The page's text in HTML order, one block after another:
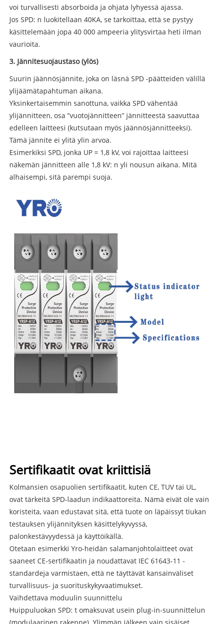
voi turvallisesti absorboida ja ohjata lyhyessä ajassa.
Jos SPD: n luokitellaan 40KA, se tarkoittaa, että se pystyy
käsittelemään jopa 40 000 ampeeria ylitysvirtaa heti ilman
vaurioita.
3. Jännitesuojaustaso (ylös)
Suurin jäännösjännite, joka on läsnä SPD -päätteiden välillä
ylijäämätapahtuman aikana.
Yksinkertaisemmin sanottuna, vaikka SPD vähentää
ylijännitteen, osa ”vuotojännitteen” jännitteestä saavuttaa
edelleen laitteesi (kutsutaan myös jäännösjännitteeksi).
Tämä jännite ei ylitä ylin arvoa.
Esimerkiksi SPD, jonka UP = 1,8 kV, voi rajoittaa laitteesi
näkemän jännitteen alle 1,8 kV: n yli nousun aikana. Mitä
alhaisempi, sitä parempi suoja.
Sertifikaatit ovat kriittisiä
Kolmansien osapuolien sertifikaatit, kuten CE, TUV tai UL,
ovat tärkeitä SPD-laadun indikaattoreita. Nämä eivät ole vain
koristeita, vaan edustavat sitä, että tuote on läpäissyt tiukan
testauksen ylijännityksen käsittelykyvyssä,
palonkestävyydessä ja käyttöikällä.
Otetaan esimerkki Yro-heidän salamanjohtolaitteet ovat
saaneet CE-sertifikaatin ja noudattavat IEC 61643-11 -
standardeja varmistaen, että ne täyttävät kansainväliset
turvallisuus- ja suorituskykyvaatimukset.
Vaihdettava moduulin suunnittelu
Huippuluokan SPD: t omaksuvat usein plug-in-suunnittelun
(modulaarinen rakenne). Ylimmän jälkeen vain sisäiset